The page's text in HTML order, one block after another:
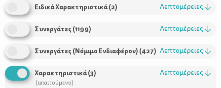
Χρήσιμοι Σύνδεσμοι
Ειδικά Χαρακτηριστικά(2) Λεπτομέρειες ↓
Συνεργάτες (1199) Λεπτομέρειες ↓
Συνεργάτες (Νόμιμο Ενδιαφέρον) (427) Λεπτομέρειες ↓
Χαρακτηριστικά(3)
(απαιτούμενο)
Λεπτομέρειες ↓